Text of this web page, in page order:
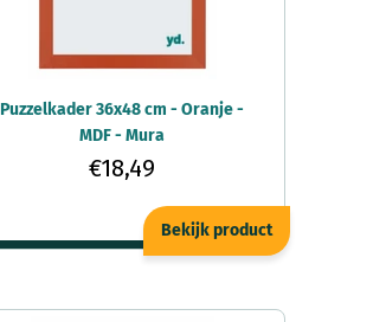
Puzzelkader 36x48 cm - Oranje -
MDF - Mura
€18,49
Bekijk product